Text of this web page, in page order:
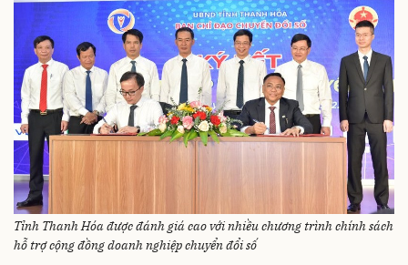
Tỉnh Thanh Hóa được đánh giá cao với nhiều chương trình chính sách
hỗ trợ cộng đồng doanh nghiệp chuyển đổi số